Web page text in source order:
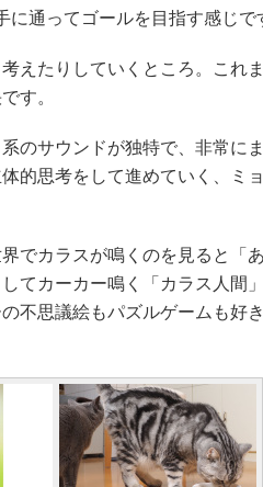
通ってゴールを目指す感じで
えたりしていくところ。これ
す。
のサウンドが独特で、非常に
的思考をして進めていく、ミ
でカラスが鳴くのを見ると「
てカーカー鳴く「カラス人間
不思議絵もパズルゲームも好